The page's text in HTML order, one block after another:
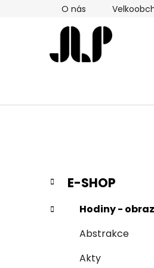
O nás
P
s
Přeskočit
kategorie
K
a
t
e
E-SHOP
Hodiny -
Abstrakce
Akty